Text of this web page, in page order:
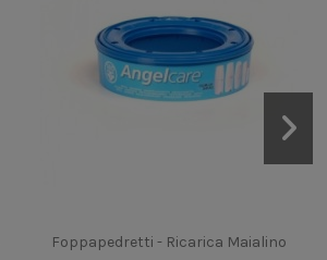
Foppapedretti - Ricarica Maialino